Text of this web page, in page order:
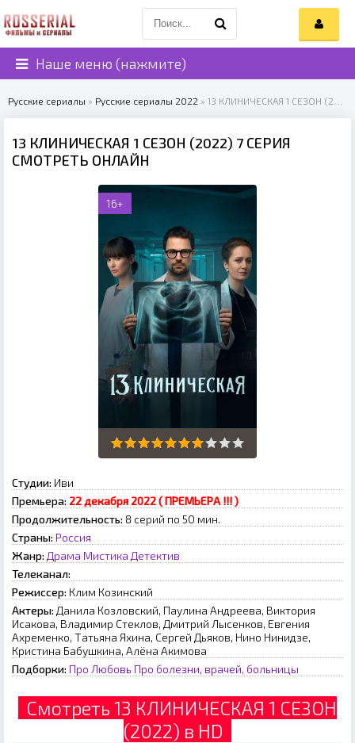
Наше меню (нажмите)
Русские сериалы » Русские сериалы 2022 » 13 КЛИНИЧЕСКАЯ 1 СЕЗОН (2022)
13 КЛИНИЧЕСКАЯ 1 СЕЗОН (2022) 7 СЕРИЯ
СМОТРЕТЬ ОНЛАЙН
16+
Студии: Иви
Премьера: 22 декабря 2022 ( ПРЕМЬЕРА !!! )
Продолжительность: 8 серий по 50 мин.
Страны: Россия
Жанр: Драма Мистика Детектив
Телеканал:
Режиссер: Клим Козинский
Актеры: Данила Козловский, Паулина Андреева, Виктория
Исакова, Владимир Стеклов, Дмитрий Лысенков, Евгения
Ахременко, Татьяна Яхина, Сергей Дьяков, Нино Нинидзе,
Кристина Бабушкина, Алёна Акимова
Подборки: Про Любовь Про болезни, врачей, больницы
Смотреть 13 КЛИНИЧЕСКАЯ 1 СЕЗОН
(2022) в HD